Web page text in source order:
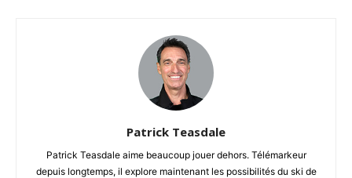
Patrick Teasdale
Patrick Teasdale aime beaucoup jouer dehors. Télémarkeur
depuis longtemps, il explore maintenant les possibilités du ski de